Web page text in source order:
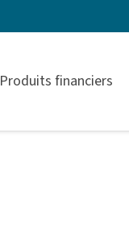
Produits financiers